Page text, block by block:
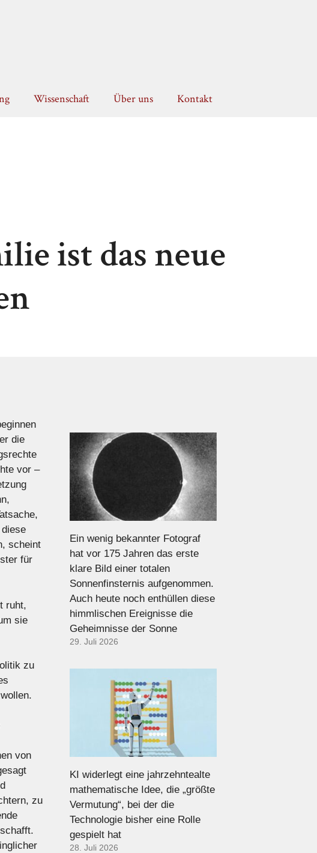
Wissenschaft Über uns Kontakt
ist das neue
die
vor –
scheint
für
ruht,
sie
zu
von
zu
Ein wenig bekannter Fotograf
hat vor 175 Jahren das erste
klare Bild einer totalen
Sonnenfinsternis aufgenommen.
Auch heute noch enthüllen diese
himmlischen Ereignisse die
Geheimnisse der Sonne
29. Juli 2026
KI widerlegt eine jahrzehntealte
mathematische Idee, die „größte
Vermutung“, bei der die
Technologie bisher eine Rolle
gespielt hat
28. Juli 2026